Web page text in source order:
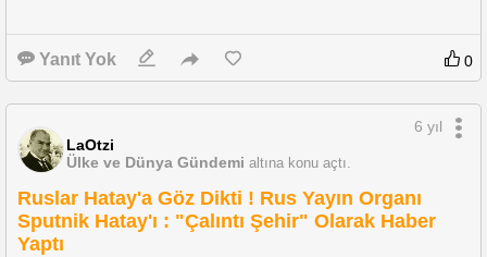
Yanıt Yok 0
LaOtzi
Ülke ve Dünya Gündemi altına konu açtı.
6 yıl
Ruslar Hatay'a Göz Dikti ! Rus Yayın Organı
Sputnik Hatay'ı : "Çalıntı Şehir" Olarak Haber
Yaptı